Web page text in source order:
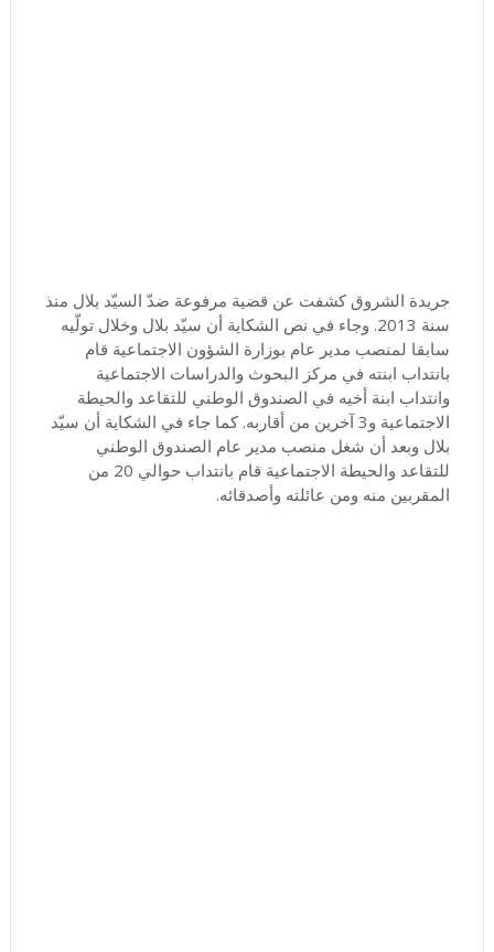
جريدة الشروق كشفت عن قضية مرفوعة ضدّ السيّد بلال منذ
سنة 2013. وجاء في نص الشكاية أن سيّد بلال وخلال تولّيه
سابقا لمنصب مدير عام بوزارة الشؤون الاجتماعية قام
بانتداب ابنته في مركز البحوث والدراسات الاجتماعية
وانتداب ابنة أخيه في الصندوق الوطني للتقاعد والحيطة
الاجتماعية و3 آخرين من أقاربه. كما جاء في الشكاية أن سيّد
بلال وبعد أن شغل منصب مدير عام الصندوق الوطني
للتقاعد والحيطة الاجتماعية قام بانتداب حوالي 20 من
المقربين منه ومن عائلته وأصدقائه.